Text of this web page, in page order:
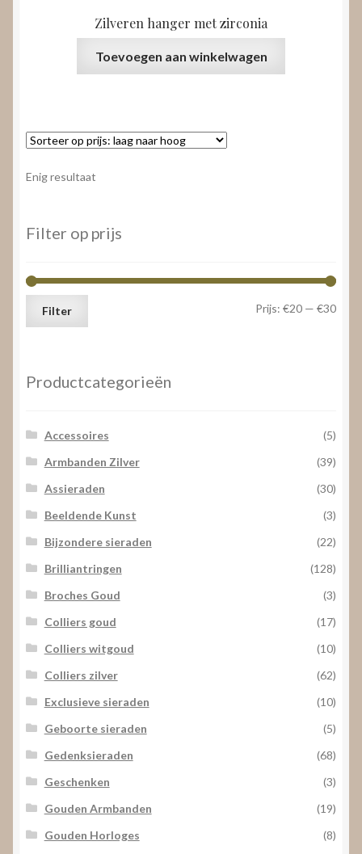
Zilveren hanger met zirconia
Toevoegen aan winkelwagen
Enig resultaat
Filter op prijs
Min.
Max.
Filter Prijs: €20 — €30
Productcategorieën
Accessoires
(5)
Armbanden Zilver
(39)
Assieraden
(30)
Beeldende Kunst
(3)
Bijzondere sieraden
(22)
Brilliantringen
(128)
Broches Goud
(3)
Colliers goud
(17)
Colliers witgoud
(10)
Colliers zilver
(62)
Exclusieve sieraden
(10)
Geboorte sieraden
(5)
Gedenksieraden
(68)
Geschenken
(3)
Gouden Armbanden
(19)
Gouden Horloges
(8)